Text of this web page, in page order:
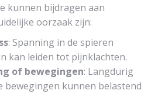
kunnen bijdragen aan
oorzaak zijn:
: Spanning in de spieren
kan leiden tot pijnklachten.
of bewegingen: Langdurig
bewegingen kunnen belastend